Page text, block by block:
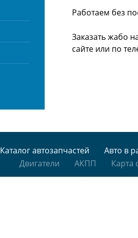
Работаем без
Заказать жабо
сайте или по
Каталог автозапчастей
Авто в
Двигатели
АКПП Карта